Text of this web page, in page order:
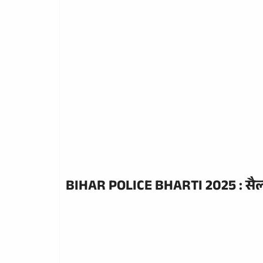
BIHAR POLICE BHARTI 2025 :